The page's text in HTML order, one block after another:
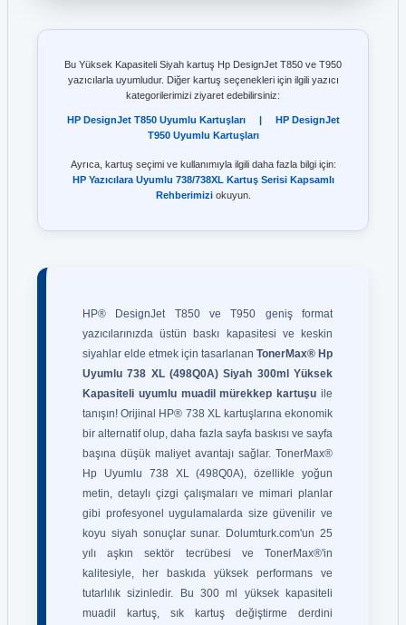
Bu Yüksek Kapasiteli Siyah kartuş Hp DesignJet T850 ve T950
yazıcılarla uyumludur. Diğer kartuş seçenekleri için ilgili yazıcı
kategorilerimizi ziyaret edebilirsiniz:
HP DesignJet T850 Uyumlu Kartuşları |
HP DesignJet
T950 Uyumlu Kartuşları
Ayrıca, kartuş seçimi ve kullanımıyla ilgili daha fazla bilgi için:
HP Yazıcılara Uyumlu 738/738XL Kartuş Serisi Kapsamlı
Rehberimiziokuyun.
HP® DesignJet T850 ve T950 geniş format
yazıcılarınızda üstün baskı kapasitesi ve keskin
siyahlar elde etmek için tasarlanan TonerMax® Hp
Uyumlu 738 XL (498Q0A) Siyah 300ml Yüksek
Kapasiteli uyumlu muadil mürekkep kartuşu ile
tanışın! Orijinal HP® 738 XL kartuşlarına ekonomik
bir alternatif olup, daha fazla sayfa baskısı ve sayfa
başına düşük maliyet avantajı sağlar. TonerMax®
Hp Uyumlu 738 XL (498Q0A), özellikle yoğun
metin, detaylı çizgi çalışmaları ve mimari planlar
gibi profesyonel uygulamalarda size güvenilir ve
koyu siyah sonuçlar sunar. Dolumturk.com'un 25
yılı aşkın sektör tecrübesi ve TonerMax®'in
kalitesiyle, her baskıda yüksek performans ve
tutarlılık sizinledir. Bu 300 ml yüksek kapasiteli
muadil kartuş, sık kartuş değiştirme derdini